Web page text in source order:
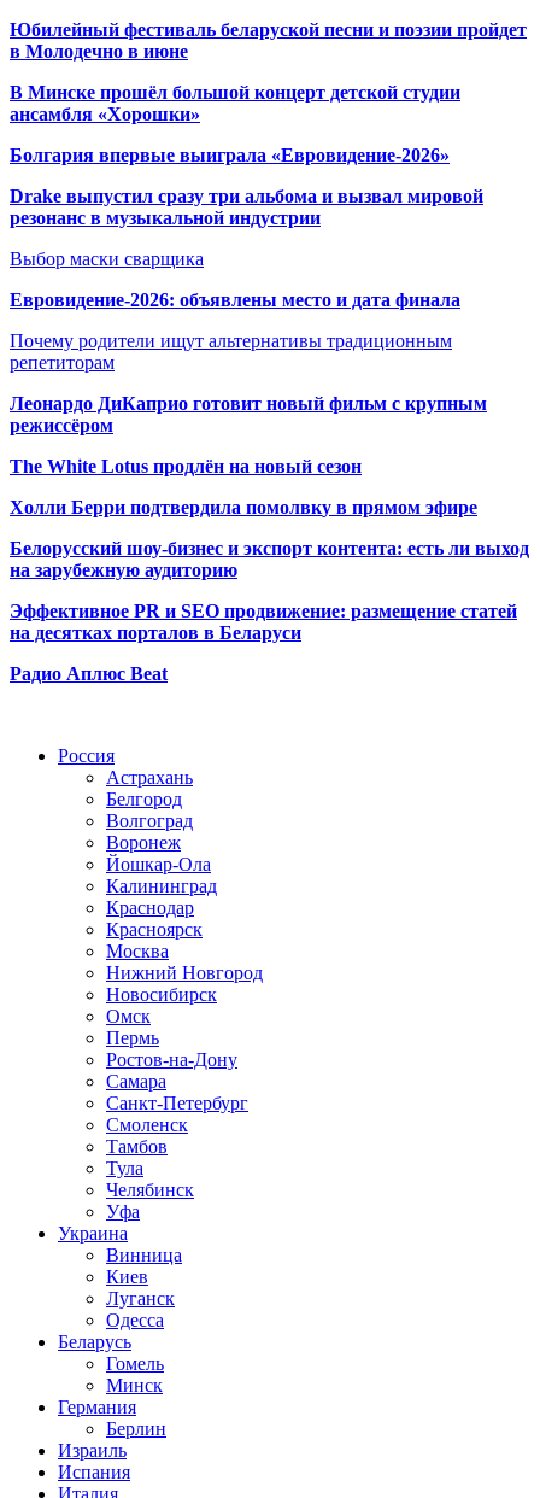
Юбилейный фестиваль беларуской песни и поэзии пройдет
в Молодечно в июне
В Минске прошёл большой концерт детской студии
ансамбля «Хорошки»
Болгария впервые выиграла «Евровидение-2026»
Drake выпустил сразу три альбома и вызвал мировой
резонанс в музыкальной индустрии
Выбор маски сварщика
Евровидение-2026: объявлены место и дата финала
Почему родители ищут альтернативы традиционным
репетиторам
Леонардо ДиКаприо готовит новый фильм с крупным
режиссёром
The White Lotus продлён на новый сезон
Холли Берри подтвердила помолвку в прямом эфире
Белорусский шоу-бизнес и экспорт контента: есть ли выход
на зарубежную аудиторию
Эффективное PR и SEO продвижение: размещение статей
на десятках порталов в Беларуси
Радио Аплюс Beat
Россия
Астрахань
Белгород
Волгоград
Воронеж
Йошкар-Ола
Калининград
Краснодар
Красноярск
Москва
Нижний Новгород
Новосибирск
Омск
Пермь
Ростов-на-Дону
Самара
Санкт-Петербург
Смоленск
Тамбов
Тула
Челябинск
Уфа
Украина
Винница
Киев
Луганск
Одесса
Беларусь
Гомель
Минск
Германия
Берлин
Израиль
Испания
Италия